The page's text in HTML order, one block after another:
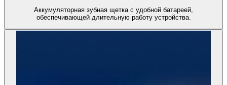
Аккумуляторная зубная щетка с удобной батареей,
обеспечивающей длительную работу устройства.